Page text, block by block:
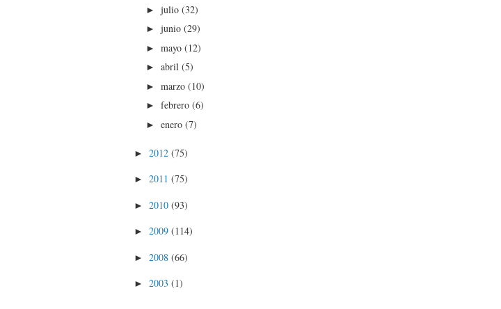
►julio(32)
►junio(29)
►mayo(12)
►abril(5)
►marzo(10)
►febrero(6)
►enero(7)
►2012(75)
►2011(75)
►2010(93)
►2009(114)
►2008(66)
►2003(1)